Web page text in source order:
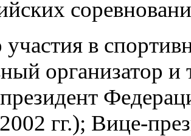
в
организатор
гг.); Вице-